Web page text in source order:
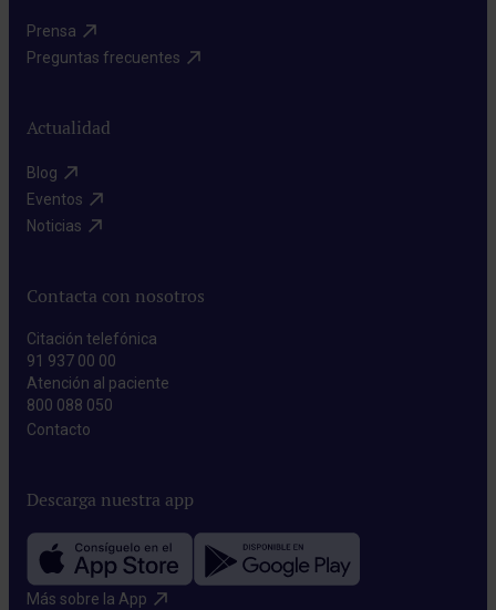
Prensa​
Preguntas frecuentes​
Actualidad
Blog​
Eventos​
Noticias​
Contacta con nosotros
Citación telefónica
91 937 00 00
Atención al paciente
800 088 050
Contacto​
Descarga nuestra app
Más sobre la App​